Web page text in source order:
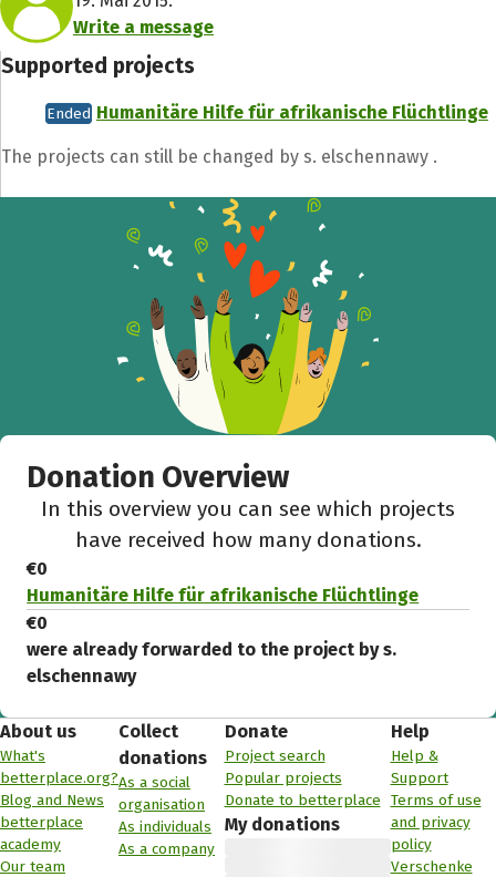
Write a message
Supported projects
Ended Humanitäre Hilfe für afrikanische Flüchtlinge
The projects can still be changed by s. elschennawy .
Donation Overview
In this overview you can see which projects
have received how many donations.
€0
Humanitäre Hilfe für afrikanische Flüchtlinge
€0
were already forwarded to the project by s.
elschennawy
About us
What's
betterplace.org?
Blog and News
betterplace
academy
Our team
Collect
donations
As a social
organisation
As individuals
As a company
Donate
Project search
Popular projects
Donate to betterplace
My donations
Help
Help &
Support
Terms of use
and privacy
policy
Verschenke